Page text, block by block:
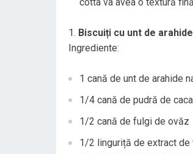
Biscuiți cu unt de
Ingrediente:
1 cană de unt de arahide
1/4 cană de pudră de
1/2 cană de fulgi de ovăz
1/2 linguriță de extract de